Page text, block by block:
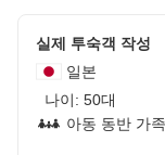
以前はサービスが
じです。
部屋自体は綺麗で
言葉をいただき
一方で、お部
て、お客様に
をおかけしまし
실제 투숙객 작성
일본
나이: 50대
아동 동반 가